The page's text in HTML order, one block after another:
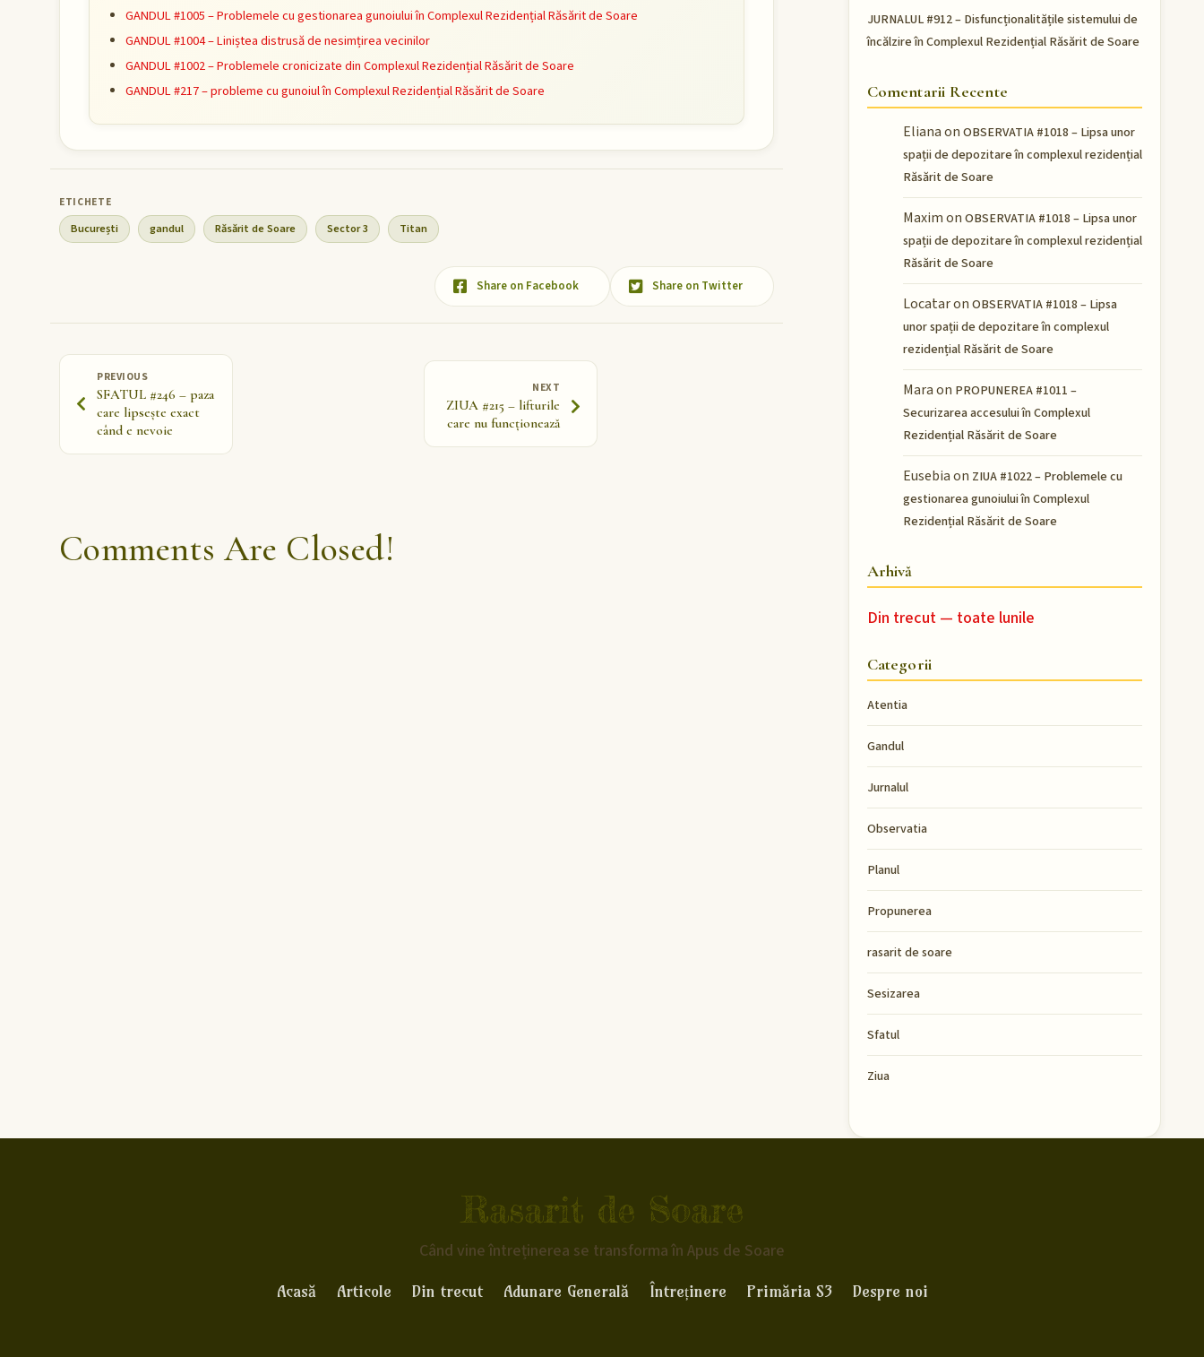
GANDUL #1005 – Problemele cu gestionarea gunoiului în Complexul Rezidențial Răsărit de Soare
GANDUL #1004 – Liniștea distrusă de nesimțirea vecinilor
GANDUL #1002 – Problemele cronicizate din Complexul Rezidențial Răsărit de Soare
GANDUL #217 – probleme cu gunoiul în Complexul Rezidențial Răsărit de Soare
București gandul Răsărit de Soare Sector 3 Titan
Share on Facebook Share on Twitter
PREVIOUS
SFATUL #246 – paza
care lipsește exact
când e nevoie
NEXT
ZIUA #215 – lifturile
care nu funcționează
Comments Are Closed!
JURNALUL #912 – Disfuncționalitățile sistemului de
încălzire în Complexul Rezidențial Răsărit de Soare
Comentarii Recente
Elianaon OBSERVATIA #1018 – Lipsa unor
spații de depozitare în complexul rezidențial
Răsărit de Soare
Maximon OBSERVATIA #1018 – Lipsa unor
spații de depozitare în complexul rezidențial
Răsărit de Soare
Locataron OBSERVATIA #1018 – Lipsa
unor spații de depozitare în complexul
rezidențial Răsărit de Soare
Maraon PROPUNEREA #1011 –
Securizarea accesului în Complexul
Rezidențial Răsărit de Soare
Eusebiaon ZIUA #1022 – Problemele cu
gestionarea gunoiului în Complexul
Rezidențial Răsărit de Soare
Arhivă
Din trecut — toate lunile
Categorii
Atentia
Gandul
Jurnalul
Observatia
Planul
Propunerea
rasarit de soare
Sesizarea
Sfatul
Ziua
Rasarit de Soare
Când vine întreținerea se transforma în Apus de Soare
Acasă Articole Din trecut Adunare Generală Întreținere Primăria S3 Despre noi